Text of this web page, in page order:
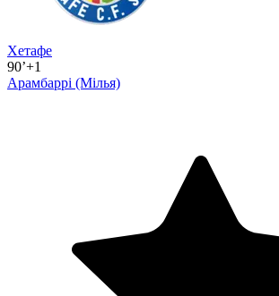
Хетафе
90’+1
Арамбаррі (Мілья)